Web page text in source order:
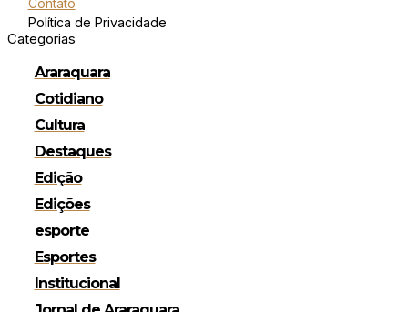
Política de Privacidade
Categorias
Araraquara
Cotidiano
Cultura
Destaques
Edição
Edições
esporte
Esportes
Institucional